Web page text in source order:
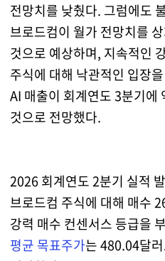
전망치를 낮췄다. 그럼에도
브로드컴이 월가 전망치를
것으로 예상하며, 지속적인
주식에 대해 낙관적인 입장
AI 매출이 회계연도 3분기에
것으로 전망했다.
2026 회계연도 2분기 실적
브로드컴 주식에 대해 매수
강력 매수 컨센서스 등급을
평균 목표주가는 480.04달